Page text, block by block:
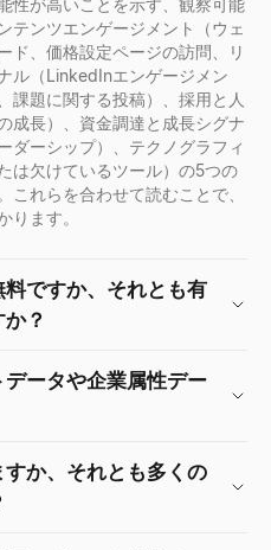
テンツエンゲージメント（ウェ
ド、価格設定ページの訪問、リ
ル（LinkedInエンゲージメン
課題に関する投稿）、採用と人
成長）、資金調達と成長シグナ
ダーシップ）、テクノグラフィ
は欠けているツール）の5つの
れらを合わせて読むことで、
ります。
ですか、それとも有
？
ータや企業属性デー
か、それとも多くの